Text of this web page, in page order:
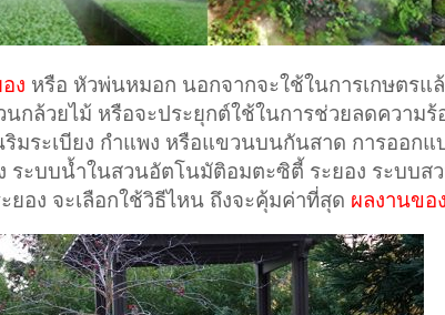
ง หรือ หัวพ่นหมอก นอกจากจะใช้ในการเกษตร
กล้วยไม้ หรือจะประยุกต์ใช้ในการช่วยลดความ
มระเบียง กำแพง หรือแขวนบนกันสาด การออก
ระบบน้ำในสวนอัตโนมัติอมตะซิตี้ ระยอง ระบบส
ยอง จะเลือกใช้วิธีไหน ถึงจะคุ้มค่าที่สุด ผลงานขอ